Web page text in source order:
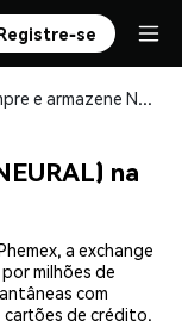
se
Compre e armazene NEURALAI (NEURAL) com segurança
na
a exchange
milhões de
com
de crédito,